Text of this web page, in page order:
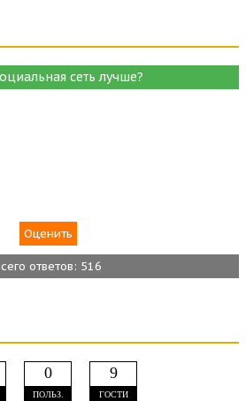
сеть лучше?
ответов: 516
0
ПОЛЬЗ.
9
ГОСТИ